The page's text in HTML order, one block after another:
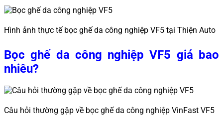
Hình ảnh thực tế bọc ghế da công nghiệp VF5 tại Thiện Auto
Bọc ghế da công nghiệp VF5 giá bao
nhiêu?
Câu hỏi thường gặp về bọc ghế da công nghiệp VinFast VF5